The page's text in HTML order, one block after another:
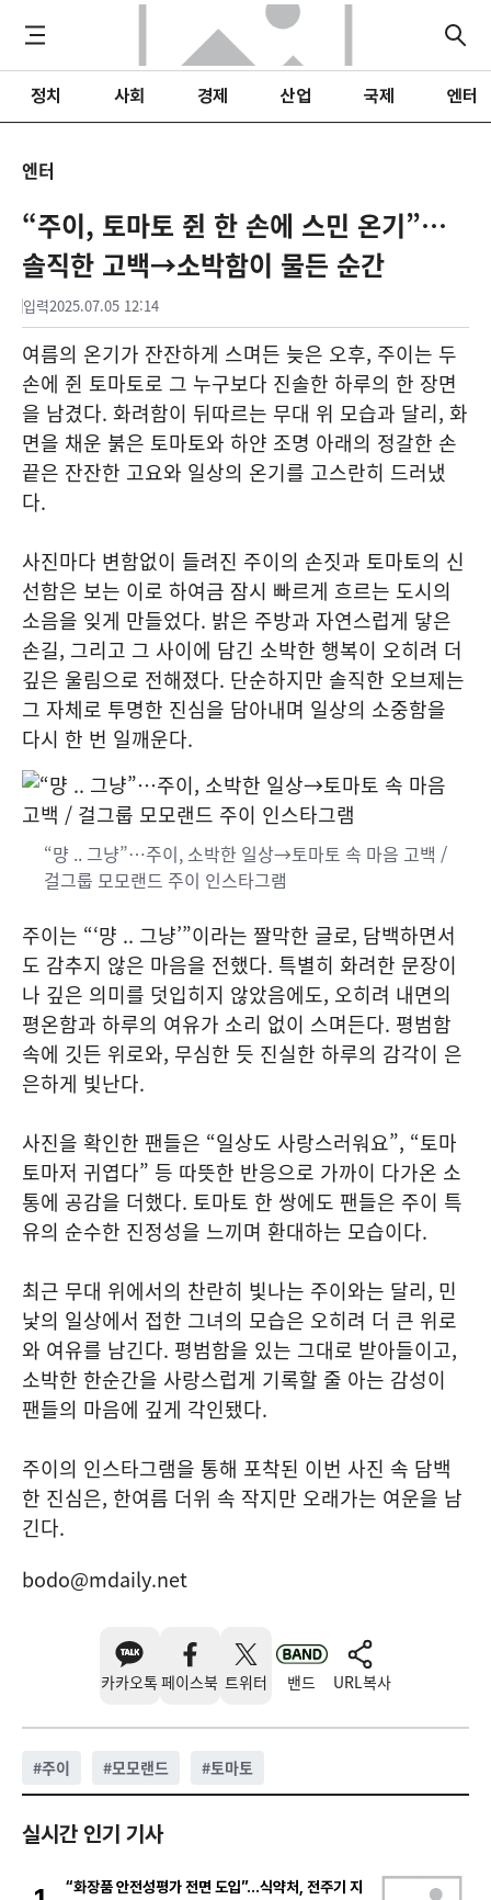
정치 사회 경제 산업 국제 엔터
엔터
“주이, 토마토 쥔 한 손에 스민 온기”…
솔직한 고백→소박함이 물든 순간
입력2025.07.05 12:14
여름의 온기가 잔잔하게 스며든 늦은 오후, 주이는 두
손에 쥔 토마토로 그 누구보다 진솔한 하루의 한 장면
을 남겼다. 화려함이 뒤따르는 무대 위 모습과 달리, 화
면을 채운 붉은 토마토와 하얀 조명 아래의 정갈한 손
끝은 잔잔한 고요와 일상의 온기를 고스란히 드러냈
다.
사진마다 변함없이 들려진 주이의 손짓과 토마토의 신
선함은 보는 이로 하여금 잠시 빠르게 흐르는 도시의
소음을 잊게 만들었다. 밝은 주방과 자연스럽게 닿은
손길, 그리고 그 사이에 담긴 소박한 행복이 오히려 더
깊은 울림으로 전해졌다. 단순하지만 솔직한 오브제는
그 자체로 투명한 진심을 담아내며 일상의 소중함을
다시 한 번 일깨운다.
“먕 .. 그냥”…주이, 소박한 일상→토마토 속 마음 고백 /
걸그룹 모모랜드 주이 인스타그램
주이는 “‘먕 .. 그냥’”이라는 짤막한 글로, 담백하면서
도 감추지 않은 마음을 전했다. 특별히 화려한 문장이
나 깊은 의미를 덧입히지 않았음에도, 오히려 내면의
평온함과 하루의 여유가 소리 없이 스며든다. 평범함
속에 깃든 위로와, 무심한 듯 진실한 하루의 감각이 은
은하게 빛난다.
사진을 확인한 팬들은 “일상도 사랑스러워요”, “토마
토마저 귀엽다” 등 따뜻한 반응으로 가까이 다가온 소
통에 공감을 더했다. 토마토 한 쌍에도 팬들은 주이 특
유의 순수한 진정성을 느끼며 환대하는 모습이다.
최근 무대 위에서의 찬란히 빛나는 주이와는 달리, 민
낯의 일상에서 접한 그녀의 모습은 오히려 더 큰 위로
와 여유를 남긴다. 평범함을 있는 그대로 받아들이고,
소박한 한순간을 사랑스럽게 기록할 줄 아는 감성이
팬들의 마음에 깊게 각인됐다.
주이의 인스타그램을 통해 포착된 이번 사진 속 담백
한 진심은, 한여름 더위 속 작지만 오래가는 여운을 남
긴다.
bodo@mdaily.net
카카오톡 페이스북 트위터 밴드 URL복사
#주이 #모모랜드 #토마토
실시간 인기 기사
“화장품 안전성평가 전면 도입”…식약처, 전주기 지